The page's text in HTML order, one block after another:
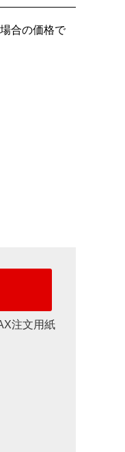
合の価格で
注文用紙